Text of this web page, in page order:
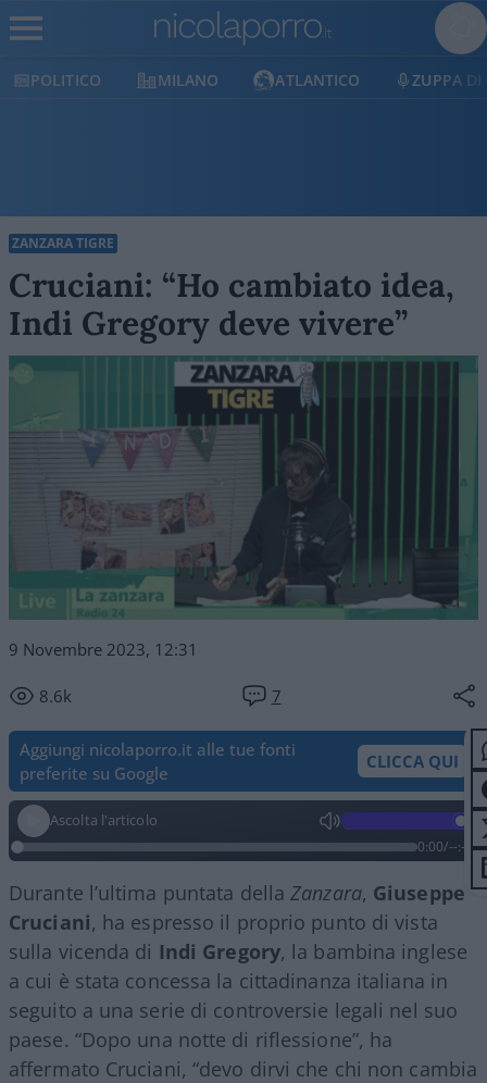
POLITICO MILANO ATLANTICO ZUPPA DI
ZANZARA TIGRE
Cruciani: “Ho cambiato idea,
Indi Gregory deve vivere”
9 Novembre 2023, 12:31
8.6k 7
Aggiungi nicolaporro.it alle tue fonti
preferite su Google
CLICCA QUI
Ascolta l'articolo
0:00/--:--
Durante l’ultima puntata della Zanzara, Giuseppe
Cruciani, ha espresso il proprio punto di vista
sulla vicenda di Indi Gregory, la bambina inglese
a cui è stata concessa la cittadinanza italiana in
seguito a una serie di controversie legali nel suo
paese. “Dopo una notte di riflessione”, ha
affermato Cruciani, “devo dirvi che chi non cambia